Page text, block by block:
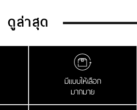
ดูล่าสุด
มีแบบให้เลือก
มากมาย